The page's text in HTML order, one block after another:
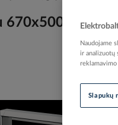
Naudojame
ir analizuotų
reklamavimo
Slapukų